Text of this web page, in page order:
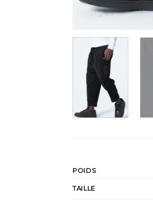
POIDS
TAILLE